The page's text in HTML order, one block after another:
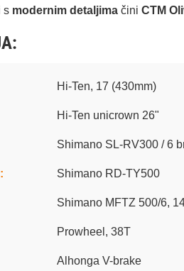
s modernim detaljima čini CTM
Hi-Ten, 17 (430mm)
Hi-Ten unicrown 26"
Shimano SL-RV300 / 6
Shimano RD-TY500
Shimano MFTZ 500/6,
Prowheel, 38T
Alhonga V-brake